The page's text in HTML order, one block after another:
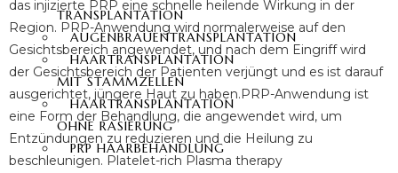
TRANSPLANTATION
AUGENBRAUENTRANSPLANTATION
HAARTRANSPLANTATION
MIT STAMMZELLEN
HAARTRANSPLANTATION
OHNE RASIERUNG
PRP HAARBEHANDLUNG
das injizierte PRP eine schnelle heilende Wirkung in der
Region. PRP-Anwendung wird normalerweise auf den
Gesichtsbereich angewendet, und nach dem Eingriff wird
der Gesichtsbereich der Patienten verjüngt und es ist darauf
ausgerichtet, jüngere Haut zu haben.PRP-Anwendung ist
eine Form der Behandlung, die angewendet wird, um
Entzündungen zu reduzieren und die Heilung zu
beschleunigen. Platelet-rich Plasma therapy